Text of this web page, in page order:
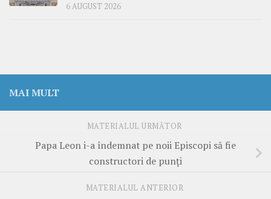
6 AUGUST 2026
MAI MULT
MATERIALUL URMĂTOR
Papa Leon i-a îndemnat pe noii Episcopi să fie
constructori de punți
MATERIALUL ANTERIOR